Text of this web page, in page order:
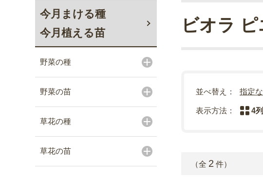
今月まける種
今月植える苗
野菜の種
野菜の苗
草花の種
草花の苗
ビオラ
並べ替え： 指定
表示方法： 4列
（全 2 件）